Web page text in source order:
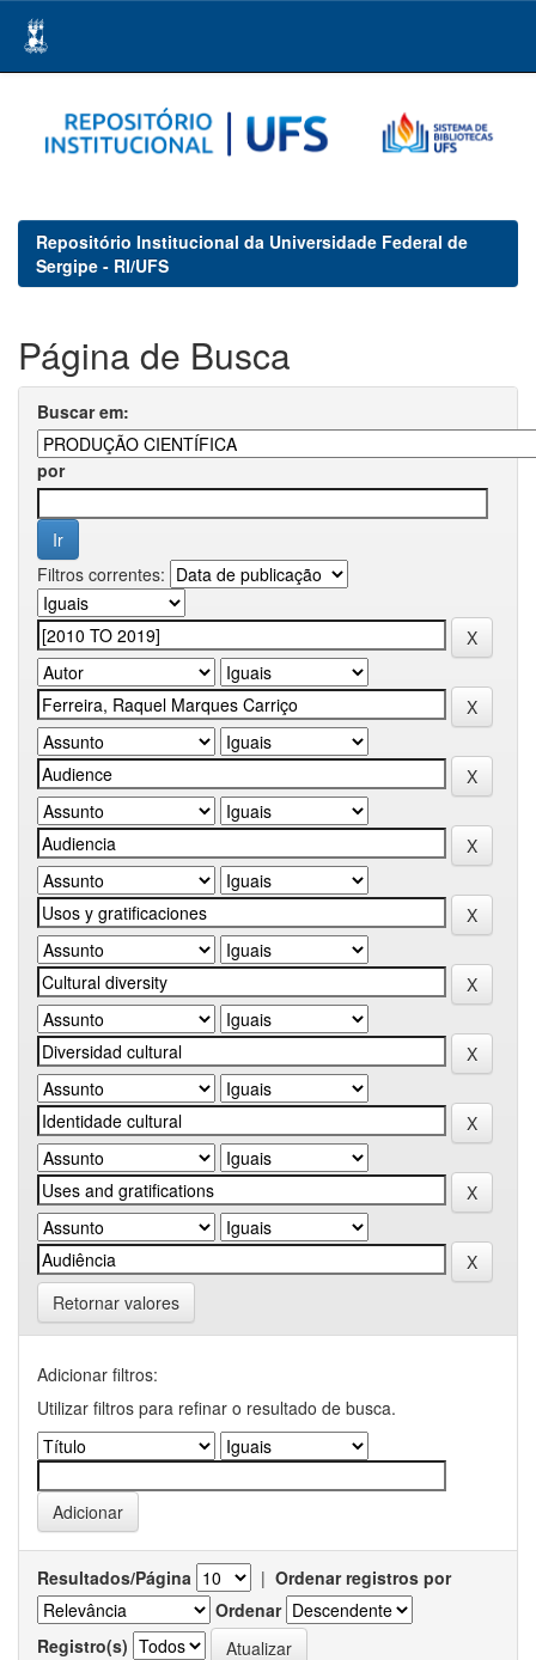
navigation
Repositório Institucional da Universidade Federal de
Sergipe - RI/UFS
Página de Busca
Buscar em:
por
Filtros correntes:
Retornar valores
Adicionar filtros:
Utilizar filtros para refinar o resultado de busca.
Resultados/Página | Ordenar registros por
Ordenar
Registro(s)